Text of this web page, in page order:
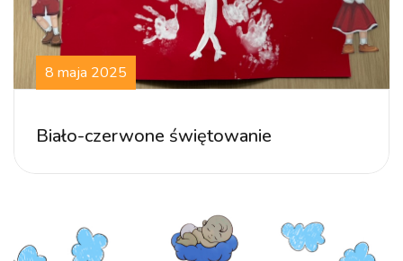
Biało-czerwone świętowanie
8 maja 2025